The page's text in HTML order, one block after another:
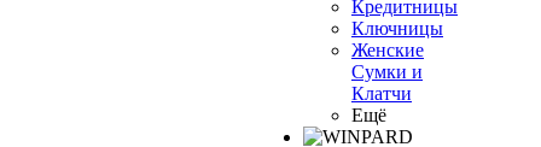
Кредитницы
Ключницы
Женские
Сумки и
Клатчи
Ещё